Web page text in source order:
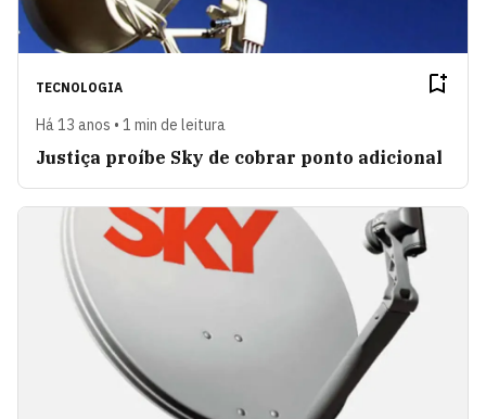
TECNOLOGIA
Há 13 anos • 1 min de leitura
Justiça proíbe Sky de cobrar ponto adicional